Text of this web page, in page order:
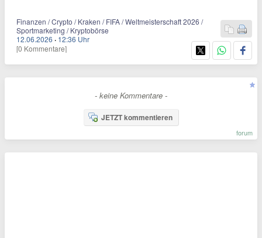
Finanzen / Crypto / Kraken / FIFA / Weltmeisterschaft 2026 /
Sportmarketing / Kryptobörse
12.06.2026 · 12:36 Uhr
[0 Kommentare]
- keine Kommentare -
JETZT kommentieren
forum